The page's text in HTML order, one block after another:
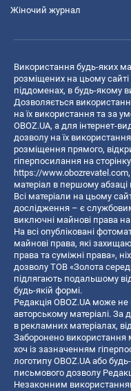
Жіночий журнал
Використання будь-яких
розміщених на цьому сайті
піддоменах, в будь-якому
Дозволяється
на їх використання та за
OBOZ.UA, а для інтернет-
дозволу на їх
розміщення прямого,
гіперпосилання на
https://www.obozrevatel.com
матеріал в першому абзаці
Всі матеріали на цьому
дослідження – є
виключні майнові права
На всі опубліковані
майнові права, які
права та суміжні права»,
дозволу ТОВ «Золота
підлягають подальшому
будь-якій формі.
Редакція OBOZ.UA може
авторському матеріалі. За
в рекламних матеріалах,
Заборонено використання
хоч із зазначенням
логотипу OBOZ.UA або
письмового дозволу
Незаконним